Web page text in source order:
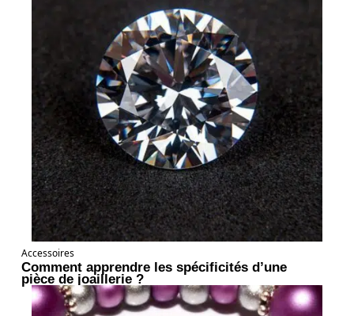
Accessoires
Comment apprendre les spécificités d’une
pièce de joaillerie ?